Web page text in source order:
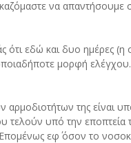
να
ότι εδώ και δυο ημέρες
μορφή ελέγχου.
της είναι
τελούν υπό την εποπτεία
εφ΄ όσον το